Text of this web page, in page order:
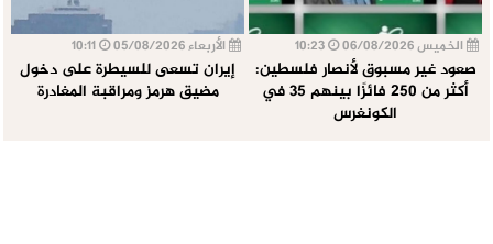
الخميس 06/08/2026
صعود غير مسبوق لأنصار فلسطين:
أكثر من 250 فائزًا بينهم 35 في
الكونغرس
الأربعاء 05/08/2026
إيران تسعى للسيطرة على دخول
مضيق هرمز ومراقبة المغادرة